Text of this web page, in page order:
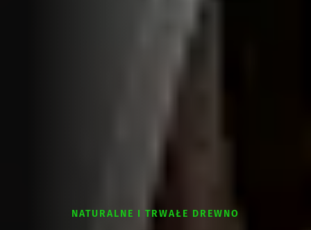
NATURALNE I TRWAŁE DREWNO